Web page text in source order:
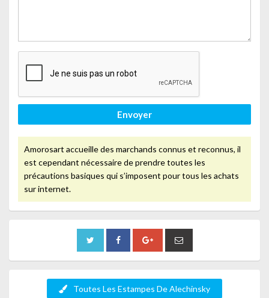
Envoyer
Amorosart accueille des marchands connus et reconnus, il
est cependant nécessaire de prendre toutes les
précautions basiques qui s’imposent pour tous les achats
sur internet.
Toutes Les Estampes De Alechinsky